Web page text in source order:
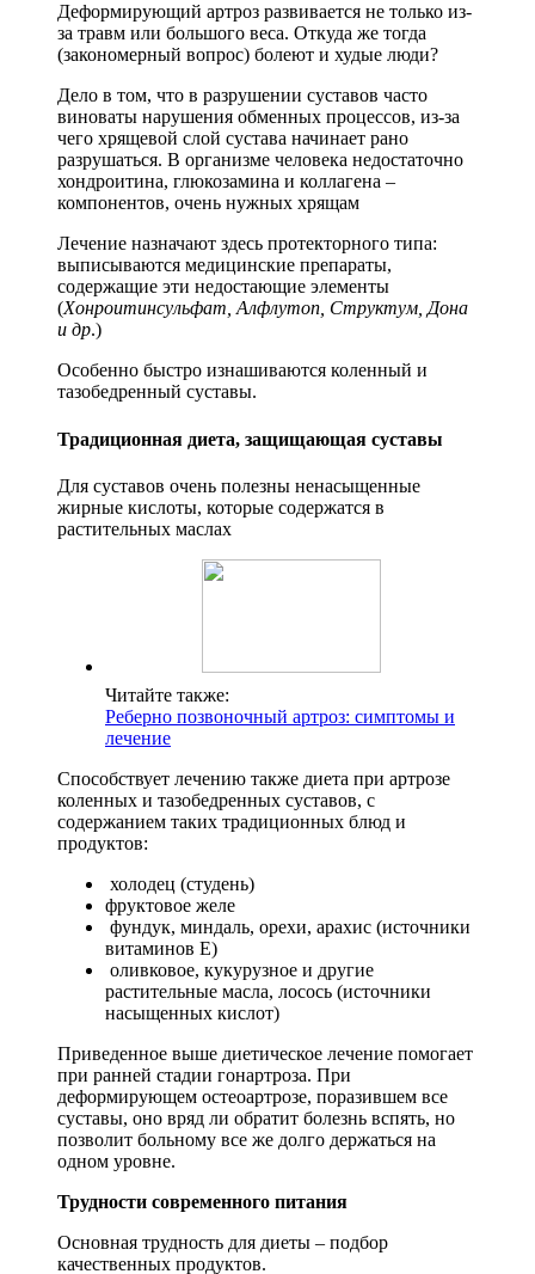
Деформирующий артроз развивается не только из-
за травм или большого веса. Откуда же тогда
(закономерный вопрос) болеют и худые люди?
Дело в том, что в разрушении суставов часто
виноваты нарушения обменных процессов, из-за
чего хрящевой слой сустава начинает рано
разрушаться. В организме человека недостаточно
хондроитина, глюкозамина и коллагена –
компонентов, очень нужных хрящам
Лечение назначают здесь протекторного типа:
выписываются медицинские препараты,
содержащие эти недостающие элементы
(Хонроитинсульфат, Алфлутоп, Структум, Дона
и др.)
Особенно быстро изнашиваются коленный и
тазобедренный суставы.
Традиционная диета, защищающая суставы
Для суставов очень полезны ненасыщенные
жирные кислоты, которые содержатся в
растительных маслах
Читайте также:
Реберно позвоночный артроз: симптомы и
лечение
Способствует лечению также диета при артрозе
коленных и тазобедренных суставов, с
содержанием таких традиционных блюд и
продуктов:
холодец (студень)
фруктовое желе
фундук, миндаль, орехи, арахис (источники
витаминов Е)
оливковое, кукурузное и другие
растительные масла, лосось (источники
насыщенных кислот)
Приведенное выше диетическое лечение помогает
при ранней стадии гонартроза. При
деформирующем остеоартрозе, поразившем все
суставы, оно вряд ли обратит болезнь вспять, но
позволит больному все же долго держаться на
одном уровне.
Трудности современного питания
Основная трудность для диеты – подбор
качественных продуктов.